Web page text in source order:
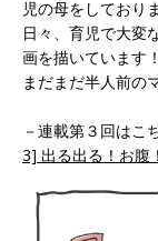
児の母をしており
日々、育児で大変
画を描いています！
まだまだ半人前の
－連載第３回はこ
3] 出る出る！お腹